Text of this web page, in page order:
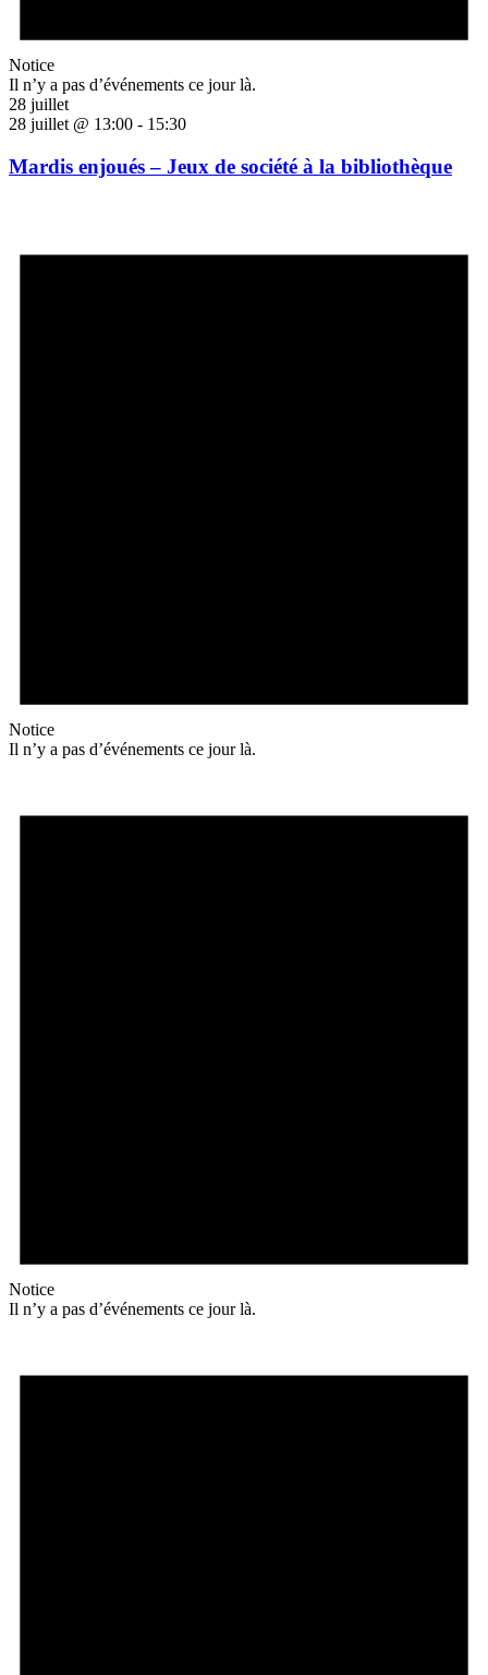
Notice
Il n’y a pas d’événements ce jour là.
28 juillet
28 juillet @ 13:00 - 15:30
Mardis enjoués – Jeux de société à la bibliothèque
Notice
Il n’y a pas d’événements ce jour là.
Notice
Il n’y a pas d’événements ce jour là.